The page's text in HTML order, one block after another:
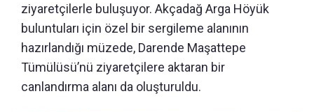
ziyaretçilerle buluşuyor. Akçadağ Arga Höyük
buluntuları için özel bir sergileme alanının
hazırlandığı müzede, Darende Maşattepe
Tümülüsü’nü ziyaretçilere aktaran bir
canlandırma alanı da oluşturuldu.